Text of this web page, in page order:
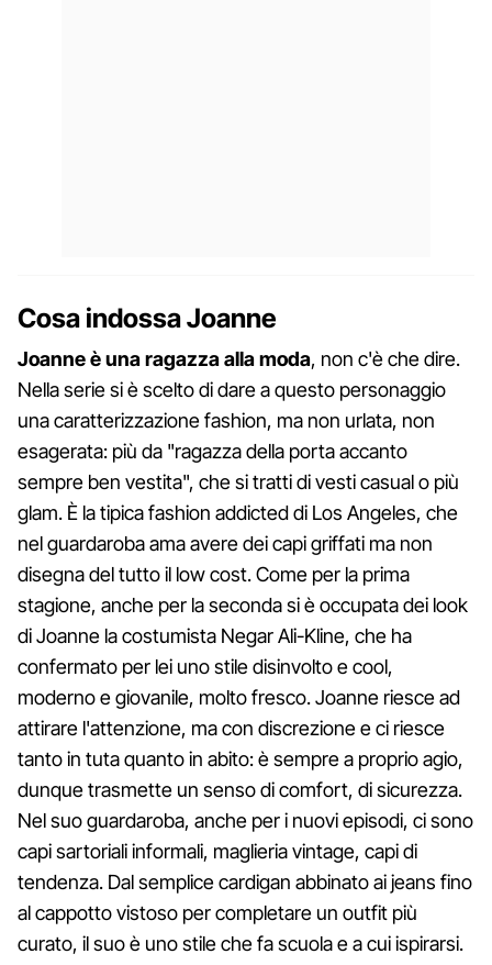
Cosa indossa Joanne
Joanne è una ragazza alla moda, non c'è che dire.
Nella serie si è scelto di dare a questo personaggio
una caratterizzazione fashion, ma non urlata, non
esagerata: più da "ragazza della porta accanto
sempre ben vestita", che si tratti di vesti casual o più
glam. È la tipica fashion addicted di Los Angeles, che
nel guardaroba ama avere dei capi griffati ma non
disegna del tutto il low cost. Come per la prima
stagione, anche per la seconda si è occupata dei look
di Joanne la costumista Negar Ali-Kline, che ha
confermato per lei uno stile disinvolto e cool,
moderno e giovanile, molto fresco. Joanne riesce ad
attirare l'attenzione, ma con discrezione e ci riesce
tanto in tuta quanto in abito: è sempre a proprio agio,
dunque trasmette un senso di comfort, di sicurezza.
Nel suo guardaroba, anche per i nuovi episodi, ci sono
capi sartoriali informali, maglieria vintage, capi di
tendenza. Dal semplice cardigan abbinato ai jeans fino
al cappotto vistoso per completare un outfit più
curato, il suo è uno stile che fa scuola e a cui ispirarsi.